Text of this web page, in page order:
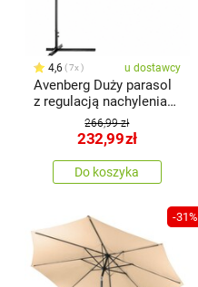
4,6 7x u dostawcy
Avenberg Duży parasol
z regulacją nachylenia
Sunny 300, jasnobeżowy
266,99 zł
232,99zł
Do koszyka
-31%